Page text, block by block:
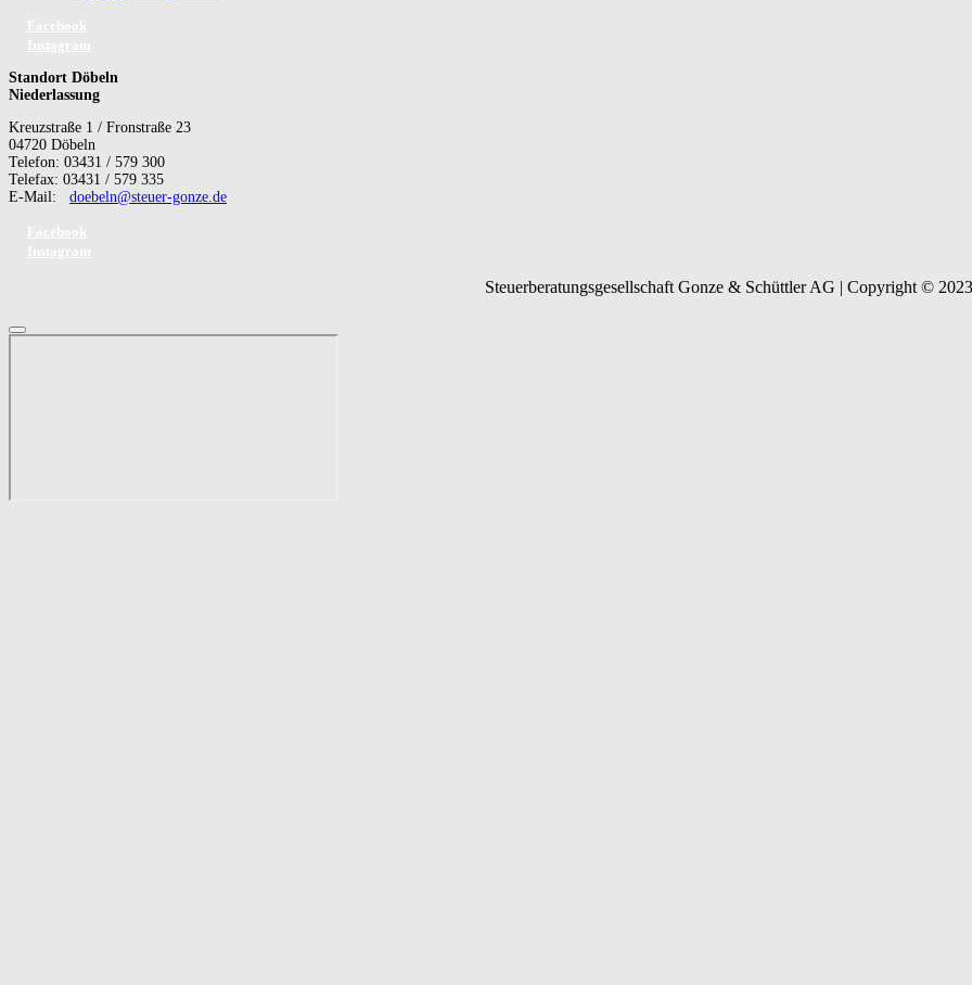
Standort Döbeln
Niederlassung
Kreuzstraße 1 / Fronstraße 23
04720 Döbeln
Telefon: 03431 / 579 300
Telefax: 03431 / 579 335
E-Mail: doebeln@steuer-gonze.de
Steuerberatungsgesellschaft Gonze & Schüttler AG | Copyright © 2023